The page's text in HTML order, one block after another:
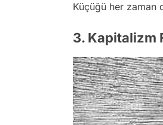
Küçüğü her zaman
3. Kapitalizm